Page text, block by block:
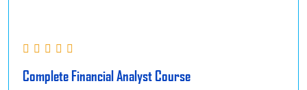
Complete Financial Analyst Course